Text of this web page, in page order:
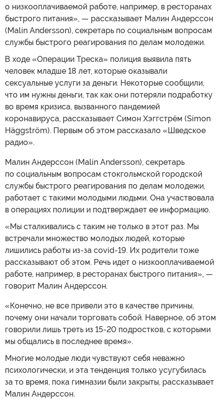
о низкооплачиваемой работе, например, в ресторанах
быстрого питания», — рассказывает Малин Андерссон
(Malin Andersson), секретарь по социальным вопросам
службы быстрого реагирования по делам молодежи.
В ходе «Операции Треска» полиция выявила пять
человек младше 18 лет, которые оказывали
сексуальные услуги за деньги. Некоторые сообщили,
что им нужны деньги, так как они потеряли подработку
во время кризиса, вызванного пандемией
коронавируса, рассказывает Симон Хэггстрём (Simon
Häggström). Первым об этом рассказало «Шведское
радио».
Малин Андерссон (Malin Andersson), секретарь
по социальным вопросам стокгольмской городской
службы быстрого реагирования по делам молодежи,
работает с такими молодыми людьми. Она участвовала
в операциях полиции и подтверждает ее информацию.
«Мы сталкивались с таким не только в этот раз. Мы
встречали множество молодых людей, которые
лишились работы из-за covid-19. Их родители тоже
рассказывают об этом. Речь идет о низкооплачиваемой
работе, например, в ресторанах быстрого питания», —
говорит Малин Андерссон.
«Конечно, не все привели это в качестве причины,
почему они начали торговать собой. Наверное, об этом
говорили лишь треть из 15-20 подростков, с которыми
мы общались в последнее время».
Многие молодые люди чувствуют себя неважно
психологически, и эта тенденция только усугубилась
за то время, пока гимназии были закрыты, рассказывает
Малин Андерссон.